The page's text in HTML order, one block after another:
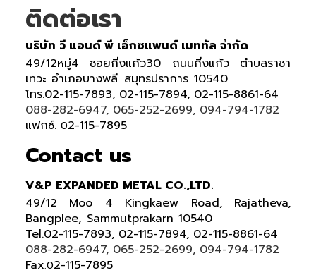
ติดต่อเรา
บริษัท วี แอนด์ พี เอ็กซแพนด์ เมททัล จำกัด
49/12หมู่4 ซอยกิ่งแก้ว30 ถนนกิ่งแก้ว ตำบลราชา
เทวะ อำเภอบางพลี สมุทรปราการ 10540
โทร.02-115-7893, 02-115-7894, 02-115-8861-64
088-282-6947, 065-252-2699, 094-794-1782
แฟกซ์. 02-115-7895
Contact us
V&P EXPANDED METAL CO.,LTD.
49/12 Moo 4 Kingkaew Road, Rajatheva,
Bangplee, Sammutprakarn 10540
Tel.02-115-7893, 02-115-7894, 02-115-8861-64
088-282-6947, 065-252-2699, 094-794-1782
Fax.02-115-7895